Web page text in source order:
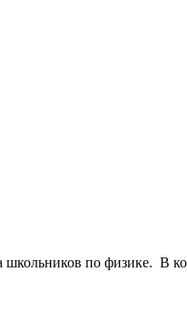
по физике. В